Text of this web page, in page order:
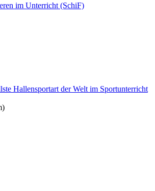
im Unterricht (SchiF)
Hallensportart der Welt im Sportunterricht